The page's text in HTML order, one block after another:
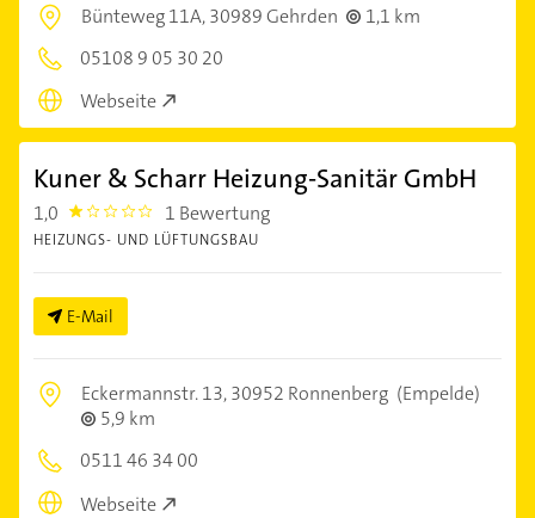
Bünteweg 11A,30989 Gehrden
1,1 km
05108 9 05 30 20
Webseite
Kuner & Scharr Heizung-Sanitär GmbH
1,0 1.0 1 Bewertung
HEIZUNGS- UND LÜFTUNGSBAU
E-Mail
Eckermannstr. 13,30952 Ronnenberg (Empelde)
5,9 km
0511 46 34 00
Webseite